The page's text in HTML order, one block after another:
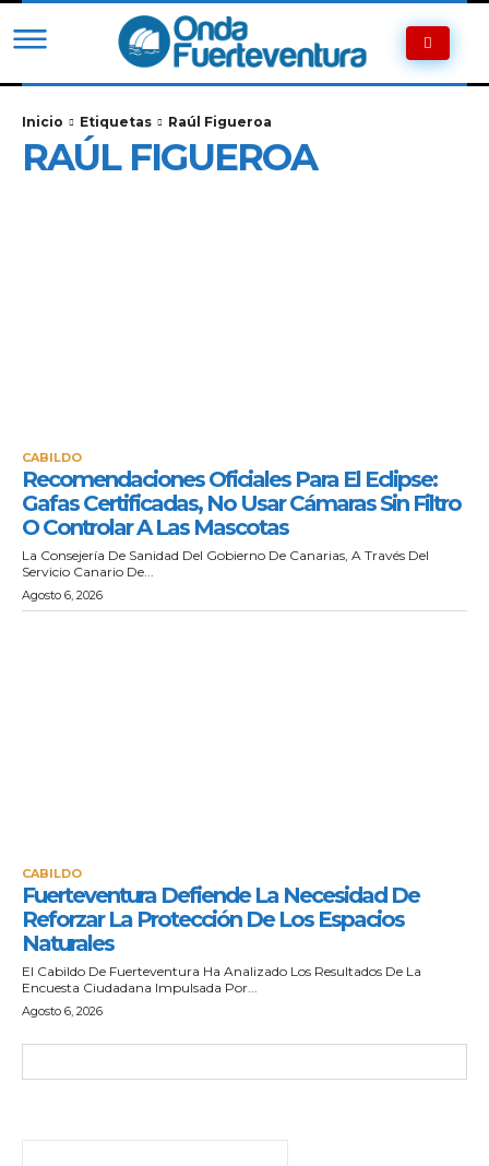
Inicio Etiquetas Raúl Figueroa
RAÚL FIGUEROA
CABILDO
Recomendaciones Oficiales Para El Eclipse:
Gafas Certificadas, No Usar Cámaras Sin Filtro
O Controlar A Las Mascotas
La Consejería De Sanidad Del Gobierno De Canarias, A Través Del
Servicio Canario De...
Agosto 6, 2026
CABILDO
Fuerteventura Defiende La Necesidad De
Reforzar La Protección De Los Espacios
Naturales
El Cabildo De Fuerteventura Ha Analizado Los Resultados De La
Encuesta Ciudadana Impulsada Por...
Agosto 6, 2026